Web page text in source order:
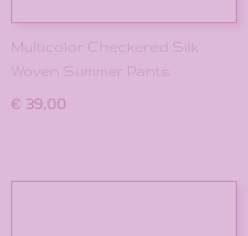
Multicolor Checkered Silk
Woven Summer Pants
€ 39,00